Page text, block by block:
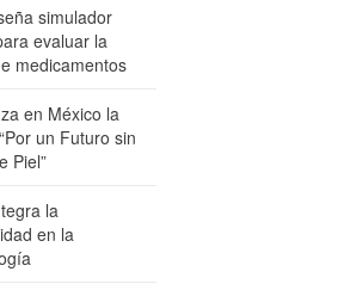
simulador
evaluar la
medicamentos
en México la
un Futuro sin
Piel”
la
en la